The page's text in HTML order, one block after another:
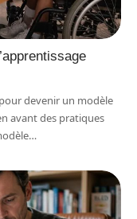
devenir un modèle
avant des pratiques
…